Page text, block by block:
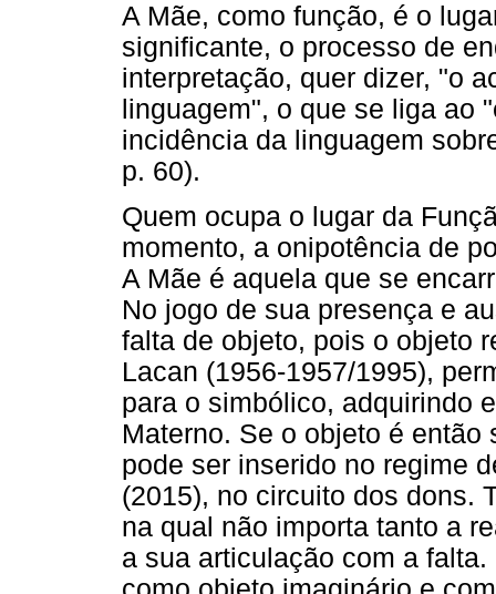
A Mãe, como função, é o
significante, o processo de
interpretação, quer dizer, "o
linguagem", o que se liga ao
incidência da linguagem
p. 60).
Quem ocupa o lugar da
momento, a onipotência de
A Mãe é aquela que se
No jogo de sua presença e
falta de objeto, pois o objeto
Lacan (1956-1957/1995),
para o simbólico, adquirindo
Materno. Se o objeto é
pode ser inserido no regime
(2015), no circuito dos dons.
na qual não importa tanto a
a sua articulação com a